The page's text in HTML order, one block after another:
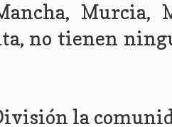
Murcia,
no tienen
la